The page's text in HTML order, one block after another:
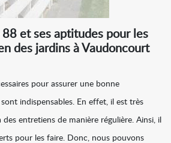
88 et ses aptitudes pour les
des jardins à Vaudoncourt
pour assurer une bonne
indispensables. En effet, il est très
entretiens de manière régulière. Ainsi, il
pour les faire. Donc, nous pouvons